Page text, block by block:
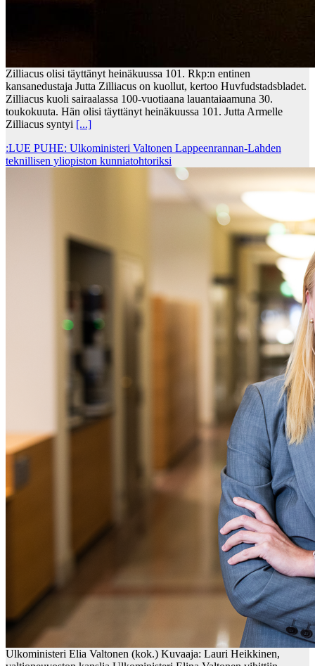
Zilliacus olisi täyttänyt heinäkuussa 101. Rkp:n entinen
kansanedustaja Jutta Zilliacus on kuollut, kertoo Huvfudstadsbladet.
Zilliacus kuoli sairaalassa 100-vuotiaana lauantaiaamuna 30.
toukokuuta. Hän olisi täyttänyt heinäkuussa 101. Jutta Armelle
Zilliacus syntyi [...]
:LUE PUHE: Ulkoministeri Valtonen Lappeenrannan-Lahden
teknillisen yliopiston kunniatohtoriksi
Ulkoministeri Elia Valtonen (kok.) Kuvaaja: Lauri Heikkinen,